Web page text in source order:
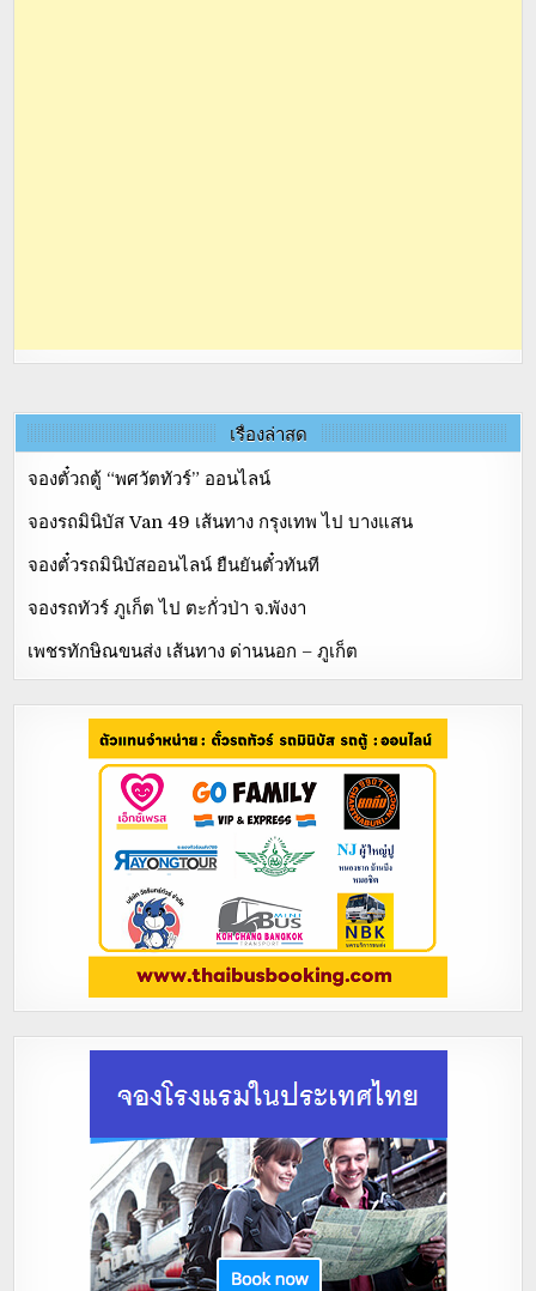
เรื่องล่าสุด
จองตั๋วถตู้ “พศวัตทัวร์” ออนไลน์
จองรถมินิบัส Van 49 เส้นทาง กรุงเทพ ไป บางแสน
จองตั๋วรถมินิบัสออนไลน์ ยืนยันตั๋วทันที
จองรถทัวร์ ภูเก็ต ไป ตะกั่วป่า จ.พังงา
เพชรทักษิณขนส่ง เส้นทาง ด่านนอก – ภูเก็ต